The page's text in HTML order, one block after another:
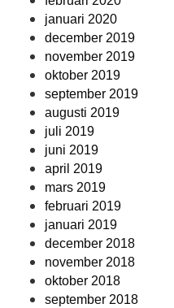
januari 2020
december 2019
november 2019
oktober 2019
september 2019
augusti 2019
juli 2019
juni 2019
april 2019
mars 2019
februari 2019
januari 2019
december 2018
november 2018
oktober 2018
september 2018